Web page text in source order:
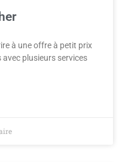
à une offre à petit prix
avec plusieurs services